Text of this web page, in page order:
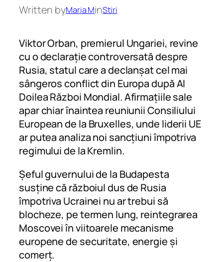
Written byMaria MinStiri
Viktor Orban, premierul Ungariei, revine
cu o declarație controversată despre
Rusia, statul care a declanșat cel mai
sângeros conflict din Europa după Al
Doilea Război Mondial. Afirmațiile sale
apar chiar înaintea reuniunii Consiliului
European de la Bruxelles, unde liderii UE
ar putea analiza noi sancțiuni împotriva
regimului de la Kremlin.
Șeful guvernului de la Budapesta
susține că războiul dus de Rusia
împotriva Ucrainei nu ar trebui să
blocheze, pe termen lung, reintegrarea
Moscovei în viitoarele mecanisme
europene de securitate, energie și
comerț.